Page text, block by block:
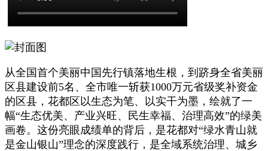
从全国首个美丽中国先行镇落地生根，到跻身全省美丽
区县建设前5名、全市唯一斩获1000万元省级奖补资金
的区县，花都区以生态为笔、以实干为墨，绘就了一
幅“生态优美、产业兴旺、民生幸福、治理高效”的绿美
画卷。这份亮眼成绩单的背后，是花都对“绿水青山就
是金山银山”理念的深度践行，是全域系统治理、城乡